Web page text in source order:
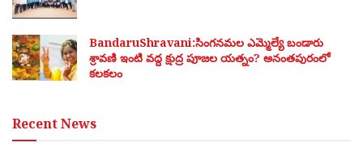
BandaruShravani:సింగనమల ఎమ్మెల్యే బండారు
శ్రావణి ఇంటి వద్ద క్షుద్ర పూజల యత్నం? అనంతపురంలో
కలకలం
Recent News